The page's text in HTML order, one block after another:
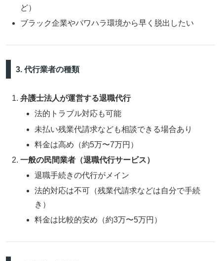
ど）
ブラック企業やパワハラ環境から早く脱出したい
3. 代行業者の種類
弁護士法人が運営する退職代行
法的トラブル対応も可能
未払い残業代請求なども相談できる場合あり
料金は高め（約5万〜7万円）
一般の民間業者（退職代行サービス）
退職手続きの代行がメイン
法的対応は不可（残業代請求などは自分で手続
き）
料金は比較的安め（約3万〜5万円）